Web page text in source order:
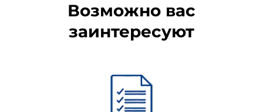
Возможно вас
заинтересуют